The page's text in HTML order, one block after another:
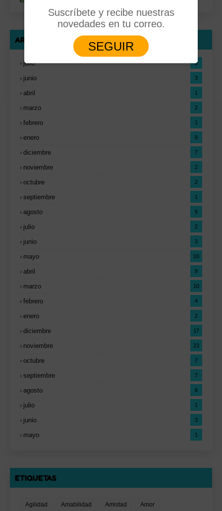
ARCHIVO DEL BLOG
julio 2
junio 3
abril 1
marzo 2
febrero 1
enero 9
diciembre 7
noviembre 2
octubre 2
septiembre 1
agosto 5
julio 2
junio 3
mayo 10
abril 9
marzo 10
febrero 4
enero 2
diciembre 17
noviembre 23
octubre 7
septiembre 7
agosto 6
julio 1
junio 3
mayo 1
ETIQUETAS
Agilidad Amabilidad Amistad Amor
Suscríbete y recibe nuestras
novedades en tu correo.
SEGUIR